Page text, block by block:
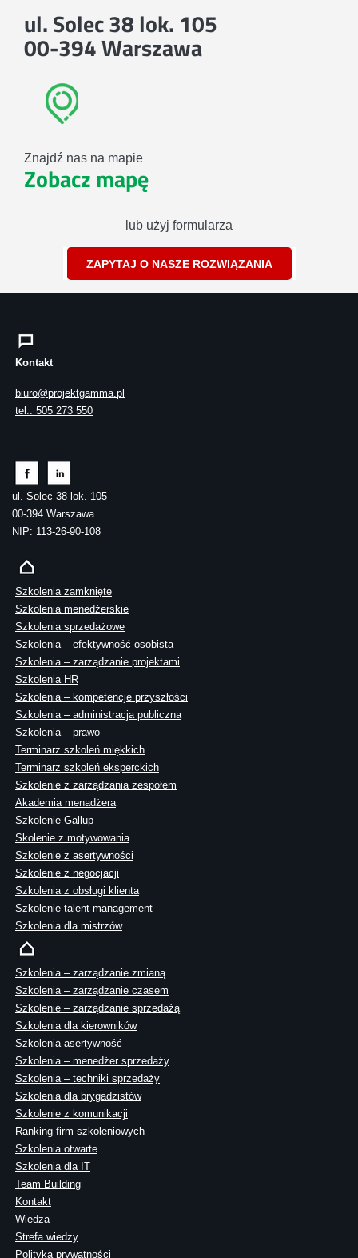
ul. Solec 38 lok. 105
00-394 Warszawa
Znajdź nas na mapie
Zobacz mapę
lub użyj formularza
ZAPYTAJ O NASZE ROZWIĄZANIA
Kontakt
biuro@projektgamma.pl
tel.: 505 273 550
ul. Solec 38 lok. 105
00-394 Warszawa
NIP: 113-26-90-108
Szkolenia zamknięte
Szkolenia menedżerskie
Szkolenia sprzedażowe
Szkolenia – efektywność osobista
Szkolenia – zarządzanie projektami
Szkolenia HR
Szkolenia – kompetencje przyszłości
Szkolenia – administracja publiczna
Szkolenia – prawo
Terminarz szkoleń miękkich
Terminarz szkoleń eksperckich
Szkolenie z zarządzania zespołem
Akademia menadżera
Szkolenie Gallup
Skolenie z motywowania
Szkolenie z asertywności
Szkolenie z negocjacji
Szkolenia z obsługi klienta
Szkolenie talent management
Szkolenia dla mistrzów
Szkolenia – zarządzanie zmianą
Szkolenia – zarządzanie czasem
Szkolenie – zarządzanie sprzedażą
Szkolenia dla kierowników
Szkolenia asertywność
Szkolenia – menedżer sprzedaży
Szkolenia – techniki sprzedaży
Szkolenia dla brygadzistów
Szkolenie z komunikacji
Ranking firm szkoleniowych
Szkolenia otwarte
Szkolenia dla IT
Team Building
Kontakt
Wiedza
Strefa wiedzy
Polityka prywatności